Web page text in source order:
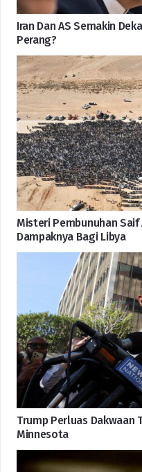
Iran Dan AS Semakin
Perang?
Misteri Pembunuhan
Dampaknya Bagi Libya
Trump Perluas Dakwaan
Minnesota